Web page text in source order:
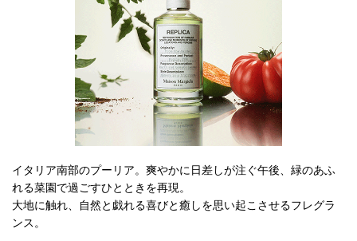
イタリア南部のプーリア。爽やかに日差しが注ぐ午後、緑のあふ
れる菜園で過ごすひとときを再現。
大地に触れ、自然と戯れる喜びと癒しを思い起こさせるフレグラ
ンス。